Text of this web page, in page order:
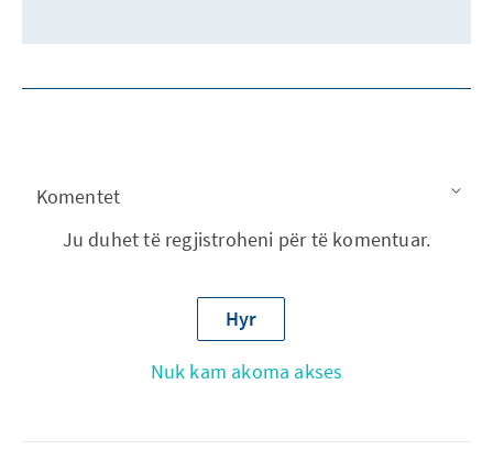
Komentet
Ju duhet të regjistroheni për të komentuar.
Hyr
Nuk kam akoma akses